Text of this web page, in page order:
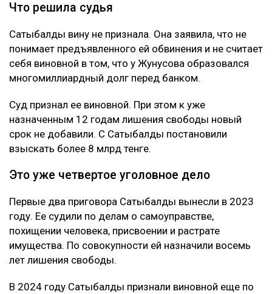
Что решила судья
Сатыбалды вину не признала. Она заявила, что не
понимает предъявленного ей обвинения и не считает
себя виновной в том, что у Жунусова образовался
многомиллиардный долг перед банком.
Суд признал ее виновной. При этом к уже
назначенным 12 годам лишения свободы новый
срок не добавили. С Сатыбалды постановили
взыскать более 8 млрд тенге.
Это уже четвертое уголовное дело
Первые два приговора Сатыбалды вынесли в 2023
году. Ее судили по делам о самоуправстве,
похищении человека, присвоении и растрате
имущества. По совокупности ей назначили восемь
лет лишения свободы.
В 2024 году Сатыбалды признали виновной еще по